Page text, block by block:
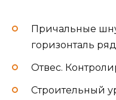
Причальные
горизонталь
Отвес.
Строительный